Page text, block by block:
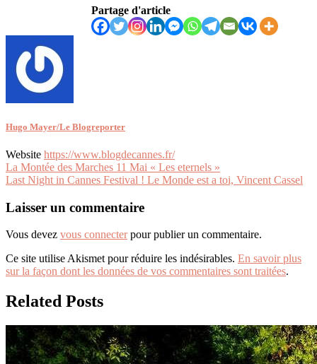
Partage d'article
Hugo Mayer/Le Blogreporter
Website https://www.blogdecannes.fr/
Navigation
de
l’article
La Montée des Marches 11 Mai « Les eternels »
Last Night in Cannes Festival ! Le Monde est a toi, Vincent Cassel
Laisser un commentaire
Vous devez vous connecterpour publier un commentaire.
Ce site utilise Akismet pour réduire les indésirables. En savoir plus
sur la façon dont les données de vos commentaires sont traitées.
Related Posts